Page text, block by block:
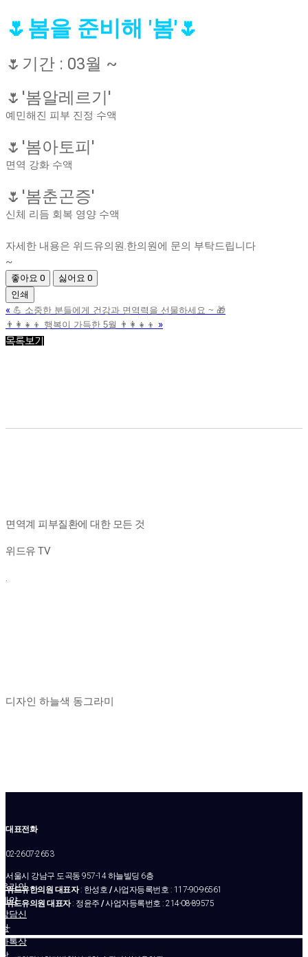
🌷봄을 준비해 '봄'🌷
🌷기간 : 03월 ~
🌷'봄알레르기'
예민해진 피부 진정 수액
🌷'봄아토피'
면역 강화 수액
🌷'봄춘곤증'
신체 리듬 회복 영양 수액
자세한 내용은 위드유의원.한의원에 문의 부탁드립니다
~
좋아요 0 싫어요 0
인쇄
« 💪 소중한 분들에게 건강과 면역력을 선물하세요 ~ 🎁
👨‍👩‍👧‍👦 행복이 가득한 5월 👨‍👩‍👧‍👦 »
목록보기
면역계 피부질환에 대한 모든 것
위드유 TV
.
디자인 하늘색 동그라미
대표전화
02-2607-2653
서울시 강남구 도곡동 957-14 하늘빌딩 6층
위드유한의원 대표자: 한성호 /사업자등록번호 : 117-90-96561
위드유의원 대표자: 정윤주 /사업자등록번호 : 214-08-89575
–
온라인
예약
상담신
청
카톡상